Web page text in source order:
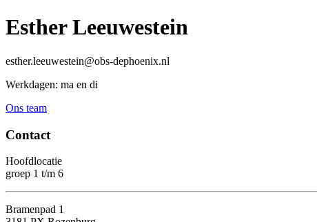
Esther Leeuwestein
esther.leeuwestein@obs-dephoenix.nl
Werkdagen: ma en di
Ons team
Contact
Hoofdlocatie
groep 1 t/m 6
Bramenpad 1